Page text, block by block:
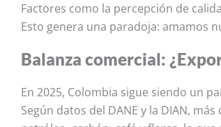
Factores como la percepción de
Esto genera una paradoja: amamos
Balanza comercial:
En 2025, Colombia sigue siendo un
Según datos del DANE y la DIAN,